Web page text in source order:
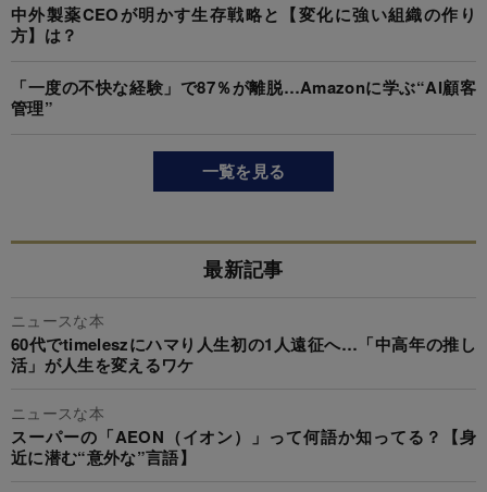
中外製薬CEOが明かす生存戦略と【変化に強い組織の作り
方】は？
「一度の不快な経験」で87％が離脱…Amazonに学ぶ“AI顧客
管理”
一覧を見る
最新記事
ニュースな本
60代でtimeleszにハマり人生初の1人遠征へ…「中高年の推し
活」が人生を変えるワケ
ニュースな本
スーパーの「AEON（イオン）」って何語か知ってる？【身
近に潜む“意外な”言語】